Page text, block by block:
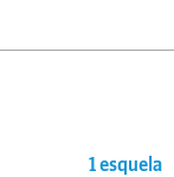
1 esquela